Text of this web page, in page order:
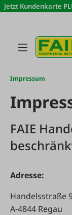
Zum Hauptinhalt
Jetzt Kundenkarte
Impressum
FAIE
Adresse:
Handelsstraße
A-4844 Regau